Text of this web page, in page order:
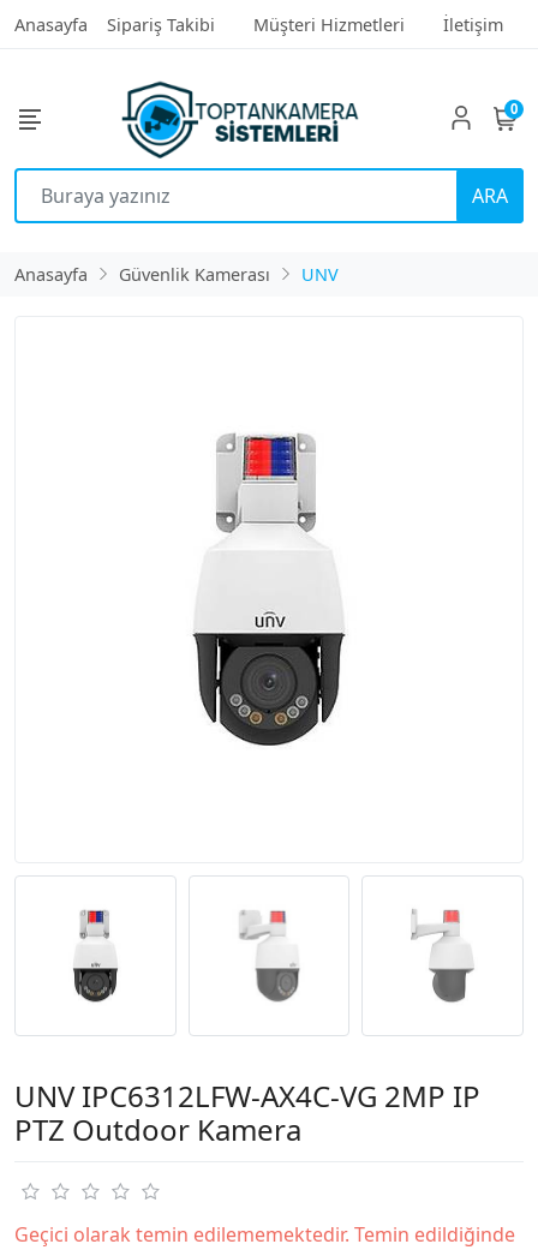
Anasayfa Sipariş Takibi Müşteri Hizmetleri İletişim
ARA
0
Anasayfa Güvenlik Kamerası UNV
UNV IPC6312LFW-AX4C-VG 2MP IP
PTZ Outdoor Kamera
Geçici olarak temin edilememektedir. Temin edildiğinde